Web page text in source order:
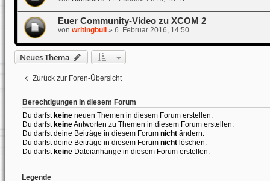
Euer Community-Video zu XCOM 2
von writingbull» 6. Februar 2016, 14:50
Neues Thema
Zurück zur Foren-Übersicht
Berechtigungen in diesem Forum
Du darfstkeineneuen Themen in diesem Forum erstellen.
Du darfstkeineAntworten zu Themen in diesem Forum erstellen.
Du darfst deine Beiträge in diesem Forum nichtändern.
Du darfst deine Beiträge in diesem Forum nichtlöschen.
Du darfstkeineDateianhänge in diesem Forum erstellen.
Legende